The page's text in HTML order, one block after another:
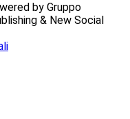
by Gruppo
& New Social